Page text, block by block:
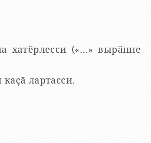
хатӗрлесси («...» вырӑнне
лартасси.